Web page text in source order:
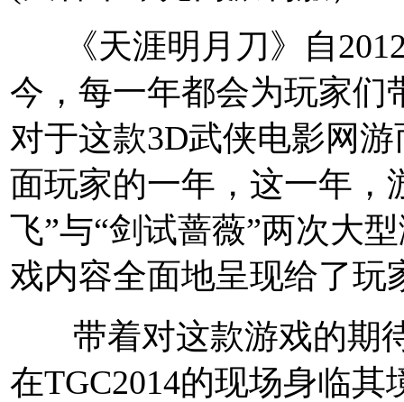
《天涯明月刀》自
今，每一年都会为玩家们
对于这款3D武侠电影网
面玩家的一年，这一年，
飞”与“剑试蔷薇”两次大
戏内容全面地呈现给了玩
带着对这款游戏的期
在TGC2014的现场身临